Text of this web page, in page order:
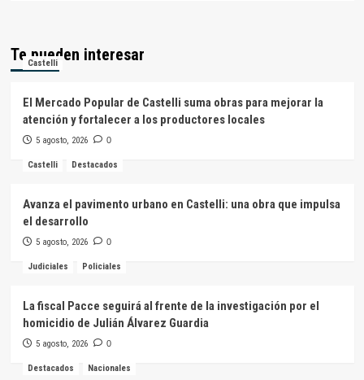
Te pueden interesar
Castelli
El Mercado Popular de Castelli suma obras para mejorar la
atención y fortalecer a los productores locales
5 agosto, 2026 0
Castelli Destacados
Avanza el pavimento urbano en Castelli: una obra que impulsa
el desarrollo
5 agosto, 2026 0
Judiciales Policiales
La fiscal Pacce seguirá al frente de la investigación por el
homicidio de Julián Álvarez Guardia
5 agosto, 2026 0
Destacados Nacionales